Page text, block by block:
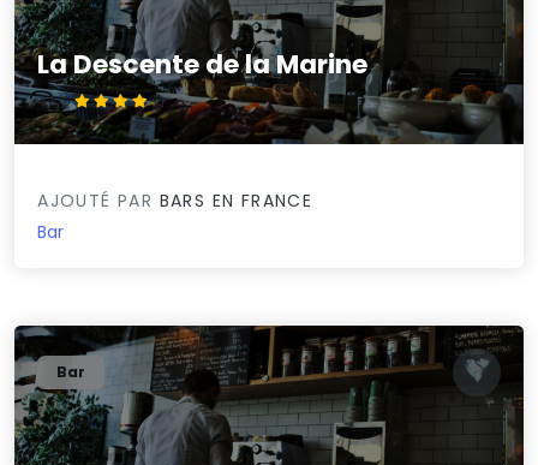
La Descente de la Marine
4.3/5
AJOUTÉ PAR BARS EN FRANCE
Bar
Bar